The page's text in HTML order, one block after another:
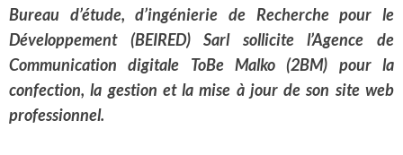
Bureau d’étude, d’ingénierie de Recherche pour le
Développement (BEIRED) Sarl sollicite l’Agence de
Communication digitale ToBe Malko (2BM) pour la
confection, la gestion et la mise à jour de son site web
professionnel.